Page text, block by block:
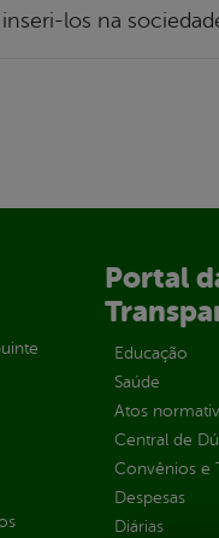
los na
Portal
Educação
Saúde
Atos
Central de
Convênios e
Despesas
Diárias